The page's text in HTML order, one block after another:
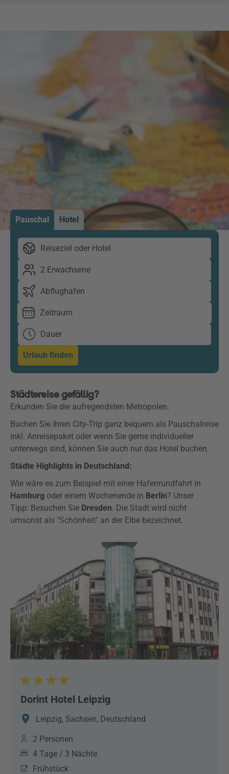
Pauschal Hotel
Reiseziel oder Hotel
2 Erwachsene
Abflughafen
Zeitraum
Dauer
Urlaub finden
Städtereise gefällig?
Erkunden Sie die aufregendsten Metropolen.
Buchen Sie Ihren City-Trip ganz bequem als Pauschalreise
inkl. Anreisepaket oder wenn Sie gerne individueller
unterwegs sind, können Sie auch nur das Hotel buchen.
Städte Highlights in Deutschland:
Wie wäre es zum Beispiel mit einer Hafenrundfahrt in
Hamburg oder einem Wochenende in Berlin? Unser
Tipp: Besuchen Sie Dresden. Die Stadt wird nicht
umsonst als "Schönheit" an der Elbe bezeichnet.
Dorint Hotel Leipzig
Leipzig, Sachsen, Deutschland
2 Personen
4 Tage / 3 Nächte
Frühstück